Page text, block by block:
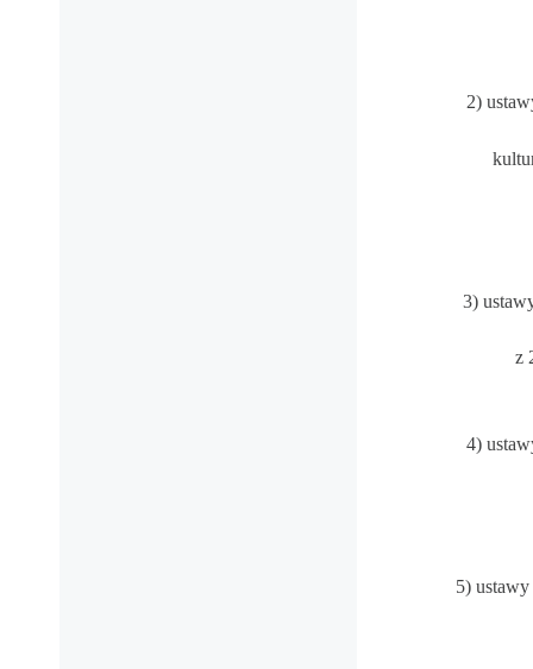
2)
3)
z
4)
5)